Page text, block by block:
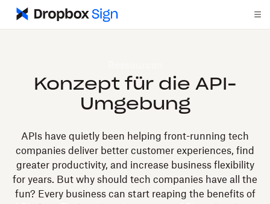
Konzept für die API-
Umgebung
APIs have quietly been helping front-running tech
companies deliver better customer experiences, find
greater productivity, and increase business flexibility
for years. But why should tech companies have all the
fun? Every business can start reaping the benefits of